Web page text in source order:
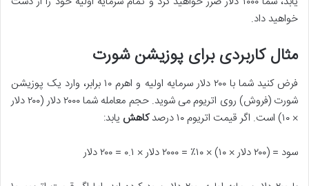
خواهید داد.
مثال کاربردی برای پوزیشن شورت
فرض کنید شما با ۲۰۰ دلار سرمایه اولیه و اهرم ۱۰ برابر، وارد یک پوزیشن
شورت (فروش) روی اتریوم می شوید. حجم معامله شما ۲۰۰۰ دلار (۲۰۰ دلار
× ۱۰) است. اگر قیمت اتریوم ۱۰ درصد
کاهش یابد:
سود = (۲۰۰ دلار × ۱۰) × ۱۰٪ = ۲۰۰۰ دلار × ۰.۱ = ۲۰۰ دلار